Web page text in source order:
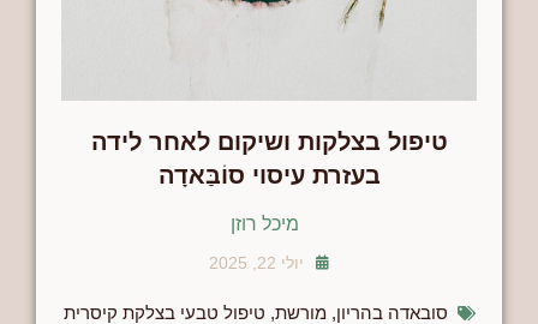
טיפול בצלקות ושיקום לאחר לידה
בעזרת עיסוי סוֹבַּאדָה
מיכל רוזן
יולי 22, 2025
סובאדה בהריון,מורשת, טיפול טבעי בצלקת קיסרית